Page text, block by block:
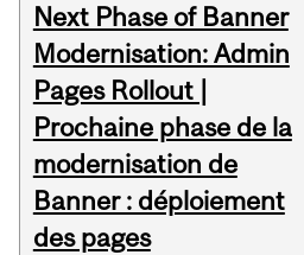
Next Phase of Banner
Modernisation: Admin
Pages Rollout |
Prochaine phase de la
modernisation de
Banner : déploiement
des pages